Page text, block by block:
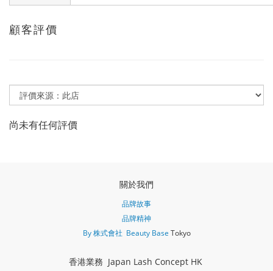
顧客評價
尚未有任何評價
關於我們
品牌故事
品牌精神
By 株式會社 Beauty Base Tokyo
香港業務 Japan Lash Concept HK